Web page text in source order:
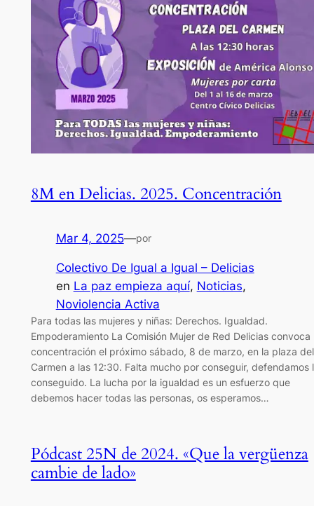
8M en Delicias. 2025. Concentración
Mar 4, 2025—por
Colectivo De Igual a Igual – Delicias
en La paz empieza aquí, Noticias
Noviolencia Activa
Para todas las mujeres y niñas: Derechos. Igualdad.
Empoderamiento La Comisión Mujer de Red Delicias convoca
concentración el próximo sábado, 8 de marzo, en la plaza del
Carmen a las 12:30. Falta mucho por conseguir, defendamos
conseguido. La lucha por la igualdad es un esfuerzo que
debemos hacer todas las personas, os esperamos…
Pódcast 25N de 2024. «Que la vergüenza
cambie de lado»